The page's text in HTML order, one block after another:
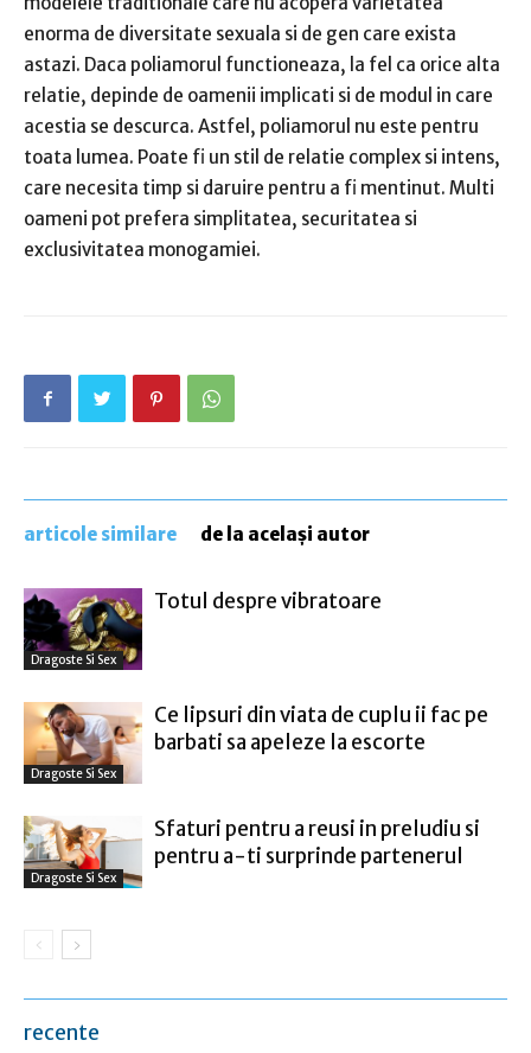
enorma de diversitate sexuala si de gen care exista
astazi. Daca poliamorul functioneaza, la fel ca orice alta
relatie, depinde de oamenii implicati si de modul in care
acestia se descurca. Astfel, poliamorul nu este pentru
toata lumea. Poate fi un stil de relatie complex si intens,
care necesita timp si daruire pentru a fi mentinut. Multi
oameni pot prefera simplitatea, securitatea si
exclusivitatea monogamiei.
articole similare de la același autor
Dragoste Si Sex
Totul despre vibratoare
Dragoste Si Sex
Ce lipsuri din viata de cuplu ii fac pe
barbati sa apeleze la escorte
Dragoste Si Sex
Sfaturi pentru a reusi in preludiu si
pentru a-ti surprinde partenerul
recente